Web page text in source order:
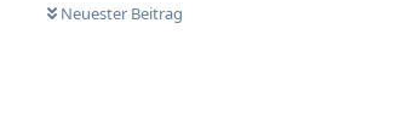
Neuester Beitrag